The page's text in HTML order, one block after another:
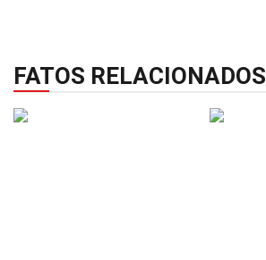
FATOS RELACIONADOS